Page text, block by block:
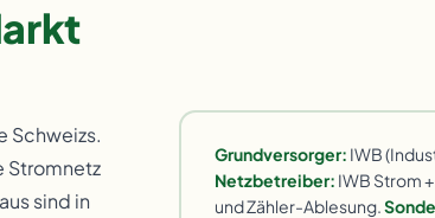
Schweizs.
Stromnetz
sind in
Grundversorger: IWB
Netzbetreiber: IWB Strom
und Zähler-Ablesung.